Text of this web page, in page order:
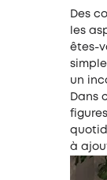
Des
les
êtes-
un
Dans
à